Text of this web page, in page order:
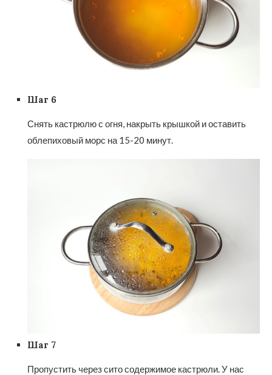
Шаг 6
Снять кастрюлю с огня, накрыть крышкой и оставить
облепиховый морс на 15-20 минут.
Шаг 7
Пропустить через сито содержимое кастрюли. У нас